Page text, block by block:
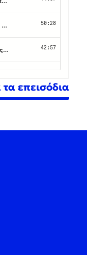
επεισόδια